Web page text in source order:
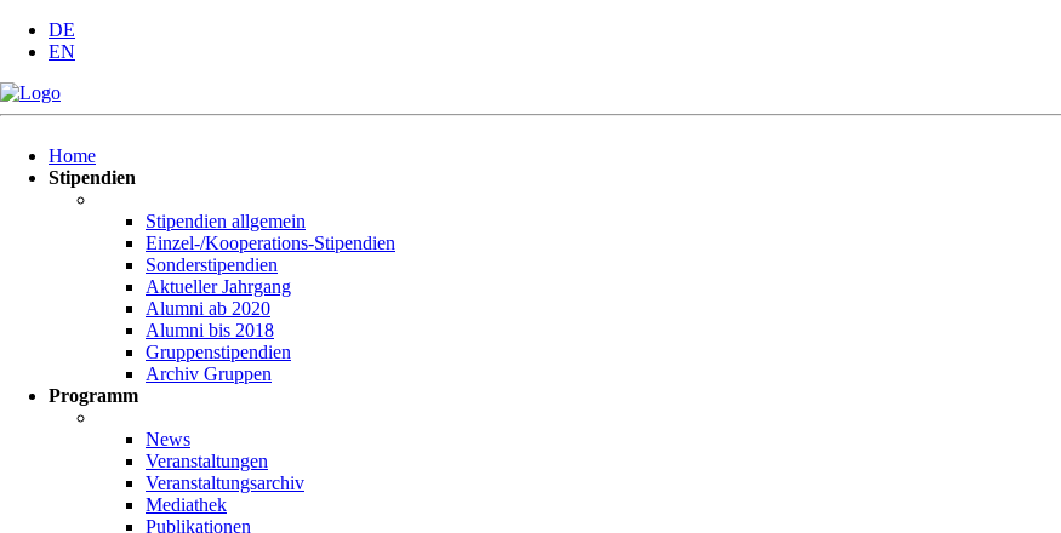
DE
EN
überspringen
Home
Stipendien
Stipendien allgemein
Einzel-/Kooperations-Stipendien
Sonderstipendien
Aktueller Jahrgang
Alumni ab 2020
Alumni bis 2018
Gruppenstipendien
Archiv Gruppen
Programm
News
Veranstaltungen
Veranstaltungsarchiv
Mediathek
Publikationen